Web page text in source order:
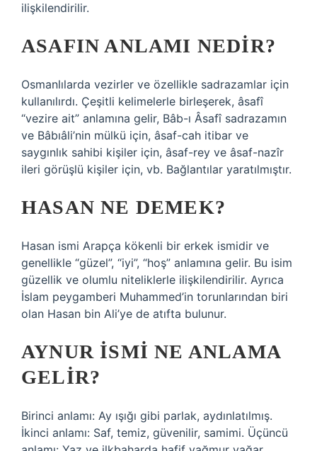
ilişkilendirilir.
ASAFIN ANLAMI NEDIR?
Osmanlılarda vezirler ve özellikle sadrazamlar için
kullanılırdı. Çeşitli kelimelerle birleşerek, âsafî
“vezire ait” anlamına gelir, Bâb-ı Âsafî sadrazamın
ve Bâbıâli’nin mülkü için, âsaf-cah itibar ve
saygınlık sahibi kişiler için, âsaf-rey ve âsaf-nazîr
ileri görüşlü kişiler için, vb. Bağlantılar yaratılmıştır.
HASAN NE DEMEK?
Hasan ismi Arapça kökenli bir erkek ismidir ve
genellikle “güzel”, “iyi”, “hoş” anlamına gelir. Bu isim
güzellik ve olumlu niteliklerle ilişkilendirilir. Ayrıca
İslam peygamberi Muhammed’in torunlarından biri
olan Hasan bin Ali’ye de atıfta bulunur.
AYNUR ISMI NE ANLAMA
GELIR?
Birinci anlamı: Ay ışığı gibi parlak, aydınlatılmış.
İkinci anlamı: Saf, temiz, güvenilir, samimi. Üçüncü